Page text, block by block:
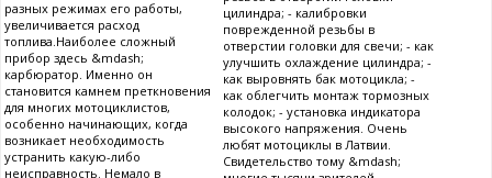
разных режимах его работы,
увеличивается расход
топлива.Наиболее сложный
прибор здесь &mdash;
карбюратор. Именно он
становится камнем преткновения
для многих мотоциклистов,
особенно начинающих, когда
возникает необходимость
устранить какую-либо
неисправность. Немало в
цилиндра; - калибровки
поврежденной резьбы в
отверстии головки для свечи; - как
улучшить охлаждение цилиндра; -
как выровнять бак мотоцикла; -
как облегчить монтаж тормозных
колодок; - установка индикатора
высокого напряжения. Очень
любят мотоциклы в Латвии.
Свидетельство тому &mdash;